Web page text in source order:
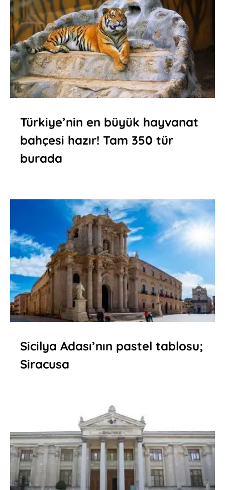
Türkiye’nin en büyük hayvanat
bahçesi hazır! Tam 350 tür
burada
Sicilya Adası’nın pastel tablosu;
Siracusa